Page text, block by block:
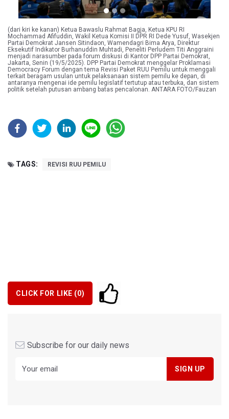
(dari kiri ke kanan) Ketua Bawaslu Rahmat Bagja, Ketua KPU RI
Mochammad Afifuddin, Wakil Ketua Komisi II DPR RI Dede Yusuf, Wasekjen
Partai Demokrat Jansen Sitindaon, Wamendagri Bima Arya, Direktur
Eksekutif Indikator Burhanuddin Muhtadi, Peneliti Perludem Titi Anggraini
menjadi narasumber pada forum diskusi di Kantor DPP Partai Demokrat,
Jakarta, Senin (19/5/2025). DPP Partai Demokrat menggelar Proklamasi
Democracy Forum dengan tema Revisi Paket RUU Pemilu untuk menggali
terkait beragam usulan untuk pelaksanaan sistem pemilu ke depan, di
antaranya mengenai ide pemilu legislatif tertutup atau terbuka, dan sistem
politik setelah putusan ambang batas pencalonan. ANTARA FOTO/Fauzan
TAGS: REVISI RUU PEMILU
CLICK FOR LIKE (0)
Subscribe for our daily news